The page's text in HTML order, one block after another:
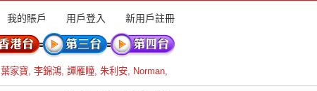
我的賬戶 用戶登入 新用戶註冊
葉家寶, 李錦鴻, 譚雁瞳, 朱利安, Norman,